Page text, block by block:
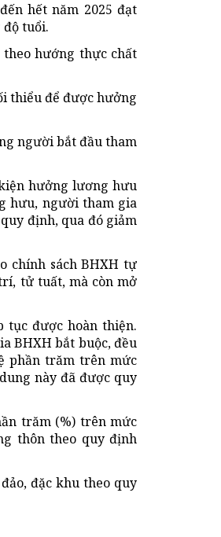
hết năm 2025 đạt
độ tuổi.
hướng thực chất
thiểu để được hưởng
người bắt đầu tham
hưởng lương hưu
hưu, người tham gia
định, qua đó giảm
chính sách BHXH tự
tử tuất, mà còn mở
tục được hoàn thiện.
BHXH bắt buộc, đều
phần trăm trên mức
này đã được quy
trăm (%) trên mức
thôn theo quy định
đặc khu theo quy